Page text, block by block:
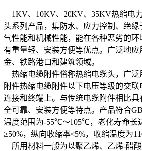
1KV、10KV、20KV、35KV热缩电
头系列产品，集防水、应力控制、绝
气性能和机械性能，能在各种恶劣的
有重量轻、安装方便等优点。广泛地应
金、铁路港口和建筑领域。
热缩电缆附件俗称热缩电缆头，广泛
附件热缩电缆附件以下电压等级的交联
连接和终端上。与传统电缆附件相比具
全可靠、安装方便等特点。产品符合
温度范围为-55℃～105℃，老化寿命长
≥50%，纵向收缩率<5%，收缩温度为
所用材料一般为以聚乙烯、乙烯-醋